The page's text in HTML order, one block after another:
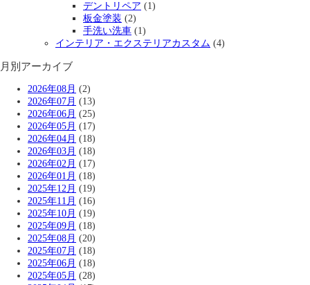
デントリペア (1)
板金塗装 (2)
手洗い洗車 (1)
インテリア・エクステリアカスタム (4)
月別アーカイブ
2026年08月 (2)
2026年07月 (13)
2026年06月 (25)
2026年05月 (17)
2026年04月 (18)
2026年03月 (18)
2026年02月 (17)
2026年01月 (18)
2025年12月 (19)
2025年11月 (16)
2025年10月 (19)
2025年09月 (18)
2025年08月 (20)
2025年07月 (18)
2025年06月 (18)
2025年05月 (28)